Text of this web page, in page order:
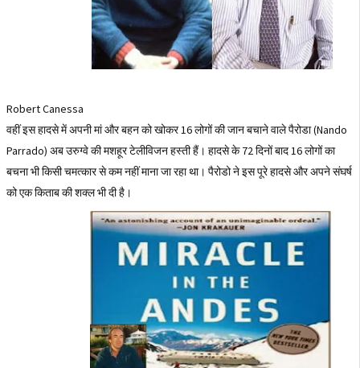
Robert Canessa
वहीं इस हादसे में अपनी मां और बहन को खोकर 16 लोगों की जान बचाने वाले पैरोडा (Nando
Parrado) अब उरुग्वे की मशहूर टेलीविजन हस्ती हैं। हादसे के 72 दिनों बाद 16 लोगों का
बचना भी किसी चमत्कार से कम नहीं माना जा रहा था। पैरोडो ने इस पूरे हादसे और अपने संघर्ष
को एक किताब की शक्ल भी दी है।